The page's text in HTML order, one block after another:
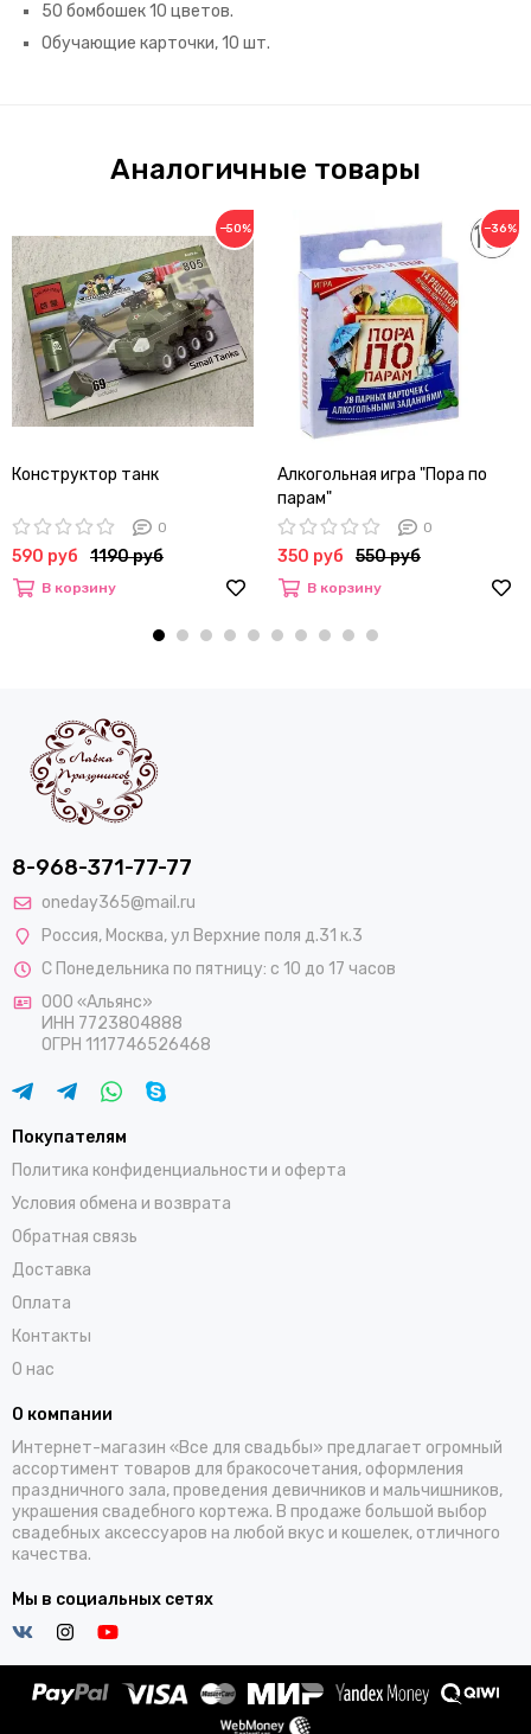
50 бомбошек 10 цветов.
Обучающие карточки, 10 шт.
Аналогичные товары
−50%
Конструктор танк
0
590 руб 1190 руб
В корзину
−36%
Алкогольная игра "Пора по
парам"
0
350 руб 550 руб
В корзину
8-968-371-77-77
oneday365@mail.ru
Россия, Москва,ул Верхние поля д.31 к.3
С Понедельника по пятницу: с 10 до 17 часов
ООО «Альянс»
ИНН 7723804888
ОГРН 1117746526468
Покупателям
Политика конфиденциальности и оферта
Условия обмена и возврата
Обратная связь
Доставка
Оплата
Контакты
О нас
О компании
Интернет-магазин «Все для свадьбы» предлагает огромный
ассортимент товаров для бракосочетания, оформления
праздничного зала, проведения девичников и мальчишников,
украшения свадебного кортежа. В продаже большой выбор
свадебных аксессуаров на любой вкус и кошелек, отличного
качества.
Мы в социальных сетях